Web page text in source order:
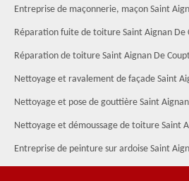
Entreprise de maçonnerie, maçon Saint
Réparation fuite de toiture Saint Aignan De
Réparation de toiture Saint Aignan De
Nettoyage et ravalement de façade Saint
Nettoyage et pose de gouttière Saint
Nettoyage et démoussage de toiture Saint
Entreprise de peinture sur ardoise Saint